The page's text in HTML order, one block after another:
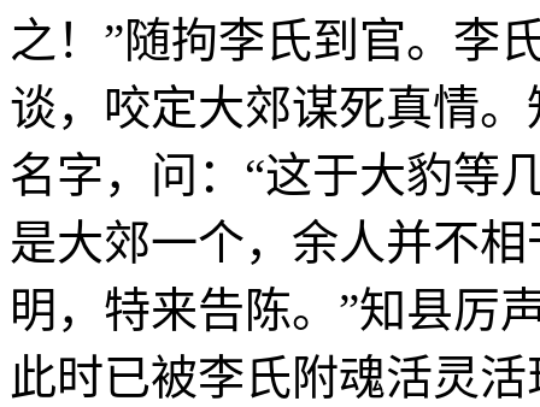
之！”随拘李氏到官。李
谈，咬定大郊谋死真情
名字，问：“这于大豹等
是大郊一个，余人并不
明，特来告陈。”知县厉
此时已被李氏附魂活灵